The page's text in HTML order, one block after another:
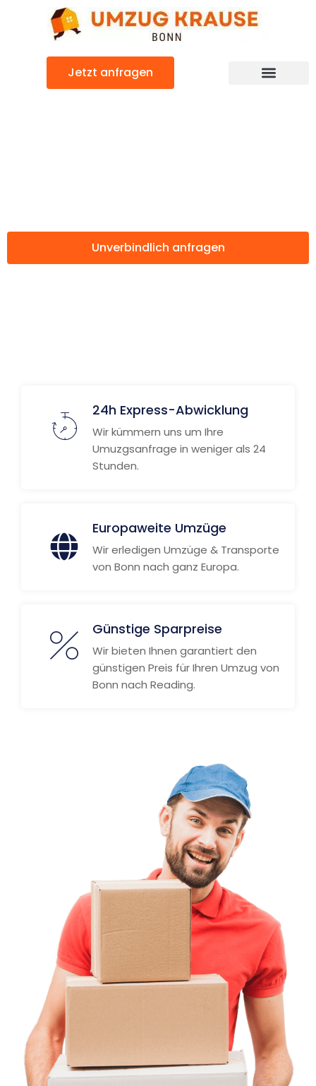
Jetzt anfragen
Unverbindlich anfragen
24h Express-Abwicklung
Wir kümmern uns um Ihre
Umuzgsanfrage in weniger als 24
Stunden.
Europaweite Umzüge
Wir erledigen Umzüge & Transporte
von Bonn nach ganz Europa.
Günstige Sparpreise
Wir bieten Ihnen garantiert den
günstigen Preis für Ihren Umzug von
Bonn nach Reading.